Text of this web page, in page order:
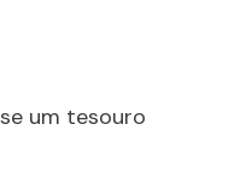
um tesouro